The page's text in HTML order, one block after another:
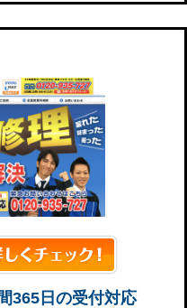
365日の受付対応